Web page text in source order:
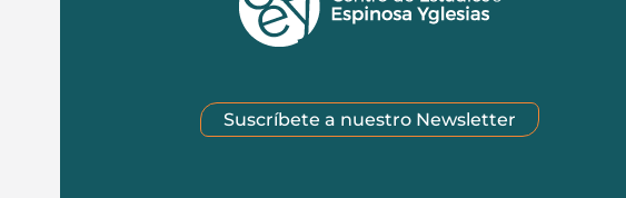
Suscríbete a nuestro Newsletter